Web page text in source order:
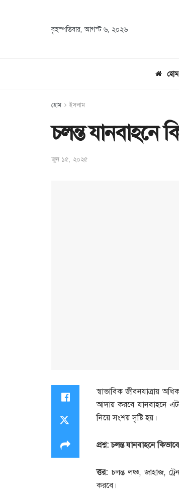
বৃহস্পতিবার, আগস্ট ৬, ২০২৬
হোম
হোম ইসলাম
চলন্ত যানবাহনে
জুন ১৫, ২০২৫
স্বাভাবিক জীবনযাত্রায়
আদায় করবে যানবাহনে
নিয়ে সংশয় সৃষ্টি হয়।
প্রশ্ন: চলন্ত যানবাহনে
ত্তর: চলন্ত লঞ্চ, জাহাজ,
করবে।